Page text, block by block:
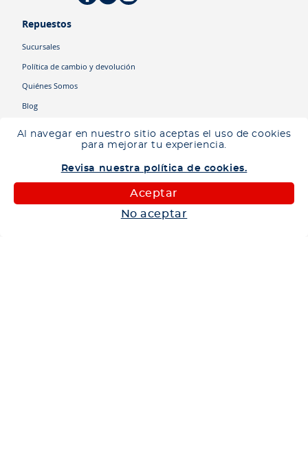
Al navegar en nuestro sitio aceptas el uso de cookies
para mejorar tu experiencia.
Revisa nuestra política de cookies.
Aceptar
No aceptar
Ingresa tu ubicación para ver los productos disponibles en tu zona
Repuestos
Sucursales
Política de cambio y devolución
Quiénes Somos
Blog